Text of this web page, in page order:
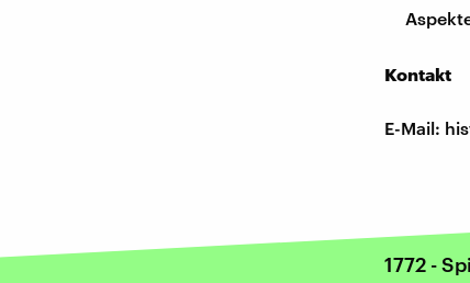
Kontakt
E-Mail:
1772 -